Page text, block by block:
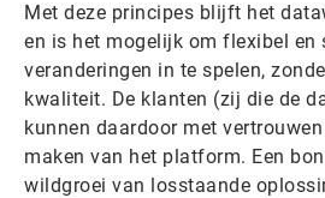
Met deze principes blijft het
en is het mogelijk om flexibel en
veranderingen in te spelen,
kwaliteit. De klanten (zij die de
kunnen daardoor met
maken van het platform. Een
wildgroei van losstaande